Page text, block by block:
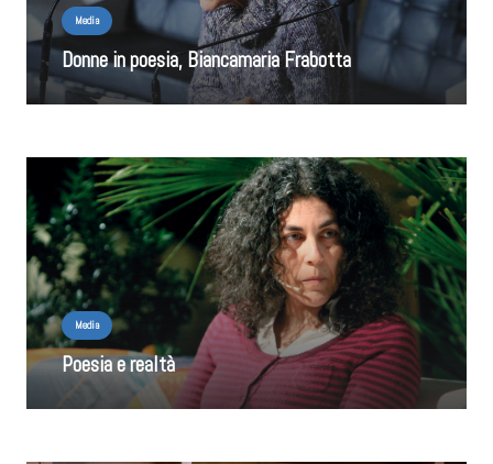
Media
Donne in poesia, Biancamaria Frabotta
Media
Poesia e realtà